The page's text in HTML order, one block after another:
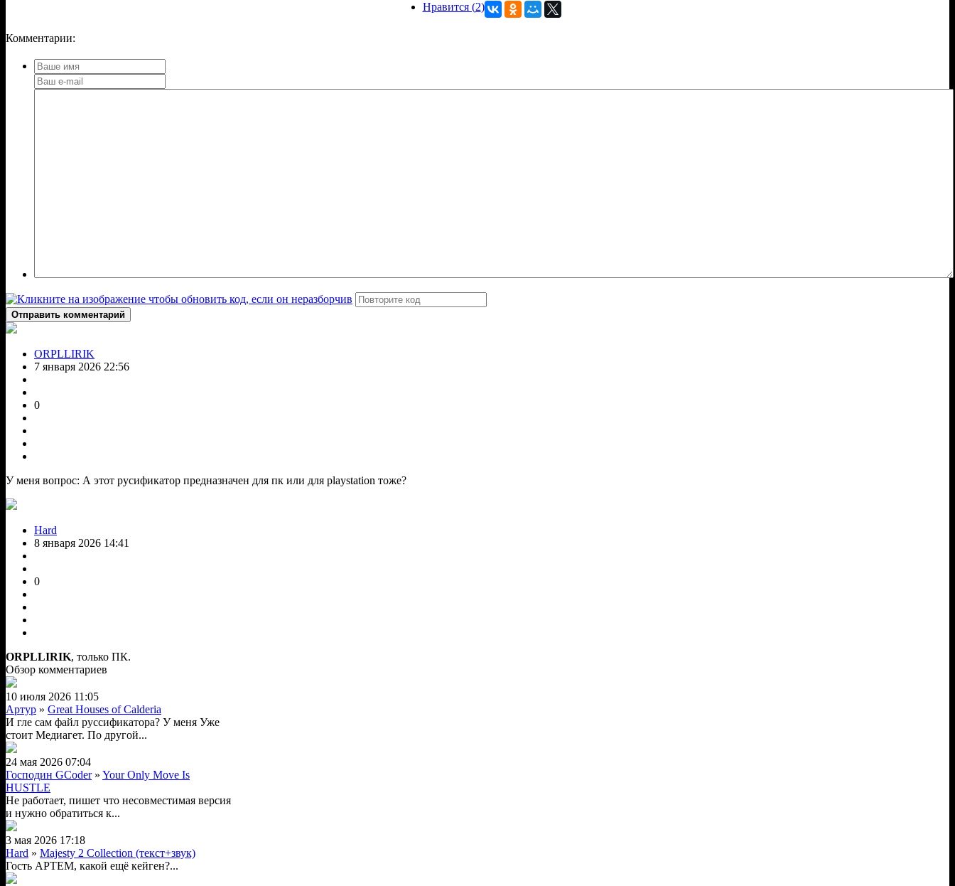
Нравится (2)
Комментарии:
Отправить комментарий
ORPLLIRIK
7 января 2026 22:56
0
У меня вопрос: А этот русификатор предназначен для пк или для playstation тоже?
Hard
8 января 2026 14:41
0
ORPLLIRIK, только ПК.
Обзор комментариев
10 июля 2026 11:05
Артур » Great Houses of Calderia
И гле сам файл руссификатора? У меня Уже
стоит Медиагет. По другой...
24 мая 2026 07:04
Господин GCoder» Your Only Move Is
HUSTLE
Не работает, пишет что несовместимая версия
и нужно обратиться к...
3 мая 2026 17:18
Hard » Majesty 2 Collection (текст+звук)
Гость АРТЕМ, какой ещё кейген?...